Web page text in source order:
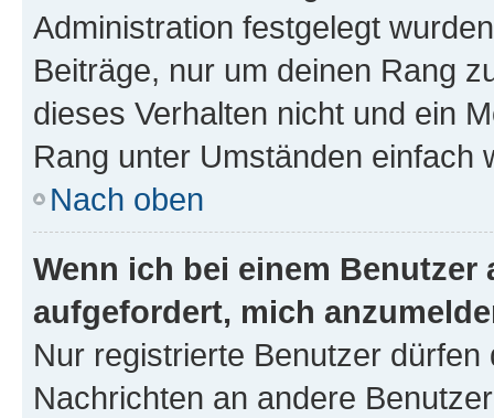
Administration festgelegt
Beiträge, nur um deinen Rang
dieses Verhalten nicht und ein
Rang unter Umständen einfach
Nach oben
Wenn ich bei einem
aufgefordert, mich
Nur registrierte Benutzer
Nachrichten an andere